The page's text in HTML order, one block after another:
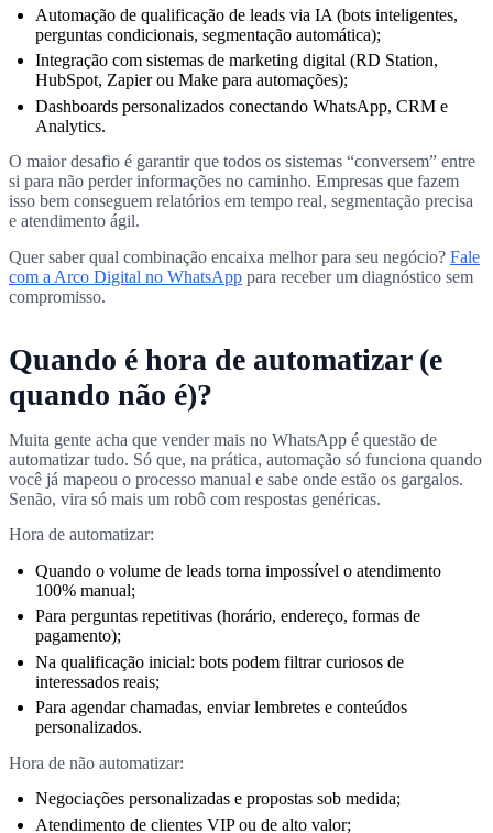
Automação de qualificação de leads via IA (bots inteligentes,
perguntas condicionais, segmentação automática);
Integração com sistemas de marketing digital (RD Station,
HubSpot, Zapier ou Make para automações);
Dashboards personalizados conectando WhatsApp, CRM e
Analytics.
O maior desafio é garantir que todos os sistemas “conversem” entre
si para não perder informações no caminho. Empresas que fazem
isso bem conseguem relatórios em tempo real, segmentação precisa
e atendimento ágil.
Quer saber qual combinação encaixa melhor para seu negócio? Fale
com a Arco Digital no WhatsApp para receber um diagnóstico sem
compromisso.
Quando é hora de automatizar (e
quando não é)?
Muita gente acha que vender mais no WhatsApp é questão de
automatizar tudo. Só que, na prática, automação só funciona quando
você já mapeou o processo manual e sabe onde estão os gargalos.
Senão, vira só mais um robô com respostas genéricas.
Hora de automatizar:
Quando o volume de leads torna impossível o atendimento
100% manual;
Para perguntas repetitivas (horário, endereço, formas de
pagamento);
Na qualificação inicial: bots podem filtrar curiosos de
interessados reais;
Para agendar chamadas, enviar lembretes e conteúdos
personalizados.
Hora de não automatizar:
Negociações personalizadas e propostas sob medida;
Atendimento de clientes VIP ou de alto valor;